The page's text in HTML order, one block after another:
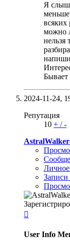
Я
меньше
всяких
можнo
нельзя
Бывает
2024-11-24,
Репутация
10 + /-
Записи

User Info